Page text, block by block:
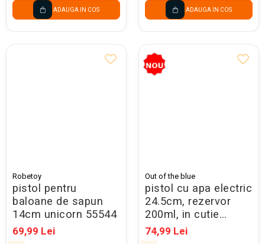
ADAUGA IN COS ADAUGA IN COS
Robetoy
pistol pentru
baloane de sapun
14cm unicorn 55544
69,99 Lei
Out of the blue
pistol cu apa electric
24.5cm, rezervor
200ml, in cutie
cadou 59/1971
74,99 Lei